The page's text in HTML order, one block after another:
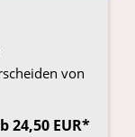
von
24,50 EUR*